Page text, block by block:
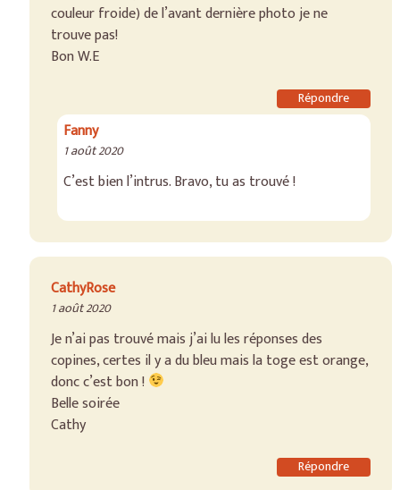
couleur froide) de l’avant dernière photo je ne
trouve pas!
Bon W.E
Répondre
Fanny
1 août 2020
C’est bien l’intrus. Bravo, tu as trouvé !
CathyRose
1 août 2020
Je n’ai pas trouvé mais j’ai lu les réponses des
copines, certes il y a du bleu mais la toge est orange,
donc c’est bon !
Belle soirée
Cathy
Répondre